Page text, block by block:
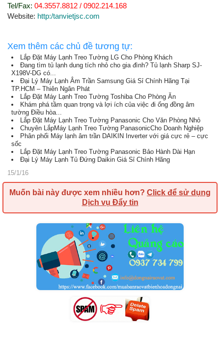
Tel/Fax: 04.3557.8812 / 0902.214.168
Website: http:/tanvietjsc.com
Xem thêm các chủ đề tương tự:
Lắp Đặt Máy Lạnh Treo Tường LG Cho Phòng Khách
Đang tìm tủ lạnh dung tích nhỏ cho gia đình? Tủ lạnh Sharp SJ-
X198V-DG có...
Đại Lý Máy Lạnh Âm Trần Samsung Giá Sỉ Chính Hãng Tại
TP.HCM – Thiên Ngân Phát
Lắp Đặt Máy Lạnh Treo Tường Toshiba Cho Phòng Ăn
Khám phá tầm quan trọng và lợi ích của việc đi ống đồng âm
tường Điều hòa...
Lắp Đặt Máy Lạnh Treo Tường Panasonic Cho Văn Phòng Nhỏ
Chuyên LắpMáy Lạnh Treo Tường PanasonicCho Doanh Nghiệp
Phân phối Máy lạnh âm trần DAIKIN Inverter với giá cực rẻ – cực
sốc
Lắp Đặt Máy Lạnh Treo Tường Panasonic Bảo Hành Dài Hạn
Đại Lý Máy Lạnh Tủ Đứng Daikin Giá Sỉ Chính Hãng
15/1/16
Muốn bài này được xem nhiều hơn? Click để sử dụng
Dịch vụ Đẩy tin